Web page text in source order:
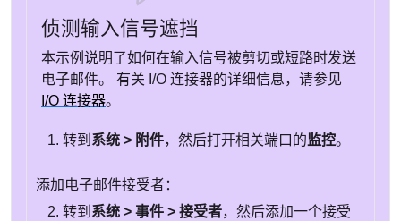
侦测输入信号遮挡
本示例说明了如何在输入信号被剪切或短路时发送
电子邮件。 有关 I/O 连接器的详细信息，请参见
I/O 连接器。
转到 系统 > 附件，然后打开相关端口的监控。
添加电子邮件接受者：
转到 系统 > 事件 > 接受者，然后添加一个接受